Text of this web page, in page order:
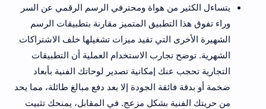
يتساءل الكثير من هواة ومحترفي الرسم الرقمي عن السر
وراء تفوق هذا التطبيق المتميز مقارنة بتطبيقات الرسم
الشهيرة الأخرى التي تقيد ميزات تشغيلها خلف الاشتراكات
الشهرية. توضح تجارب الاستخدام العملية أن التطبيقات
التجارية تحجب عنك إمكانية تصدير لوحاتك الفنية بأبعاد
ضخمة أو بدقة فائقة الجودة إلا بعد دفع مبالغ طائلة، مما يحد
من حريتك الفنية بشكل مزعج. في المقابل، يمنحك تثبيت